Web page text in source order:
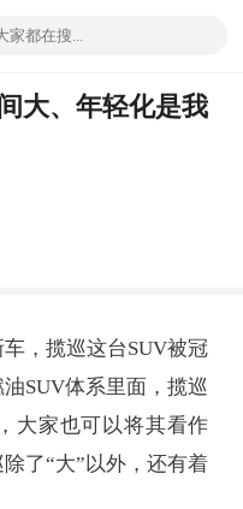
大、年轻化是我
，揽巡这台SUV被冠
SUV体系里面，揽巡
大家也可以将其看作
了“大”以外，还有着